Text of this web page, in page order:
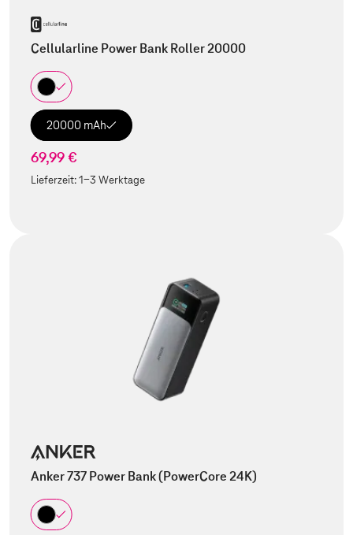
Cellularline Power Bank Roller 20000
20000 mAh
69,99 €
Lieferzeit:1-3 Werktage
Anker 737 Power Bank (PowerCore 24K)